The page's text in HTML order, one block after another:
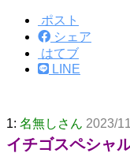
ポスト
シェア
はてブ
LINE
1: 名無しさん 2023/
イチゴスペシャ